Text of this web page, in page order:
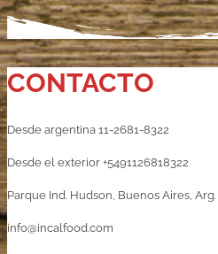
CONTACTO
Desde argentina 11-2681-8322
Desde el exterior +5491126818322
Parque Ind. Hudson, Buenos Aires, Arg.
info@incalfood.com